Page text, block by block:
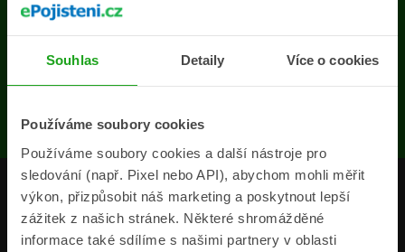
Souhlas Detaily Více o cookies
Používáme soubory cookies
Používáme soubory cookies a další nástroje pro
sledování (např. Pixel nebo API), abychom mohli měřit
výkon, přizpůsobit náš marketing a poskytnout lepší
zážitek z našich stránek. Některé shromážděné
informace také sdílíme s našimi partnery v oblasti
chyba
Produkty
Pojišťovny